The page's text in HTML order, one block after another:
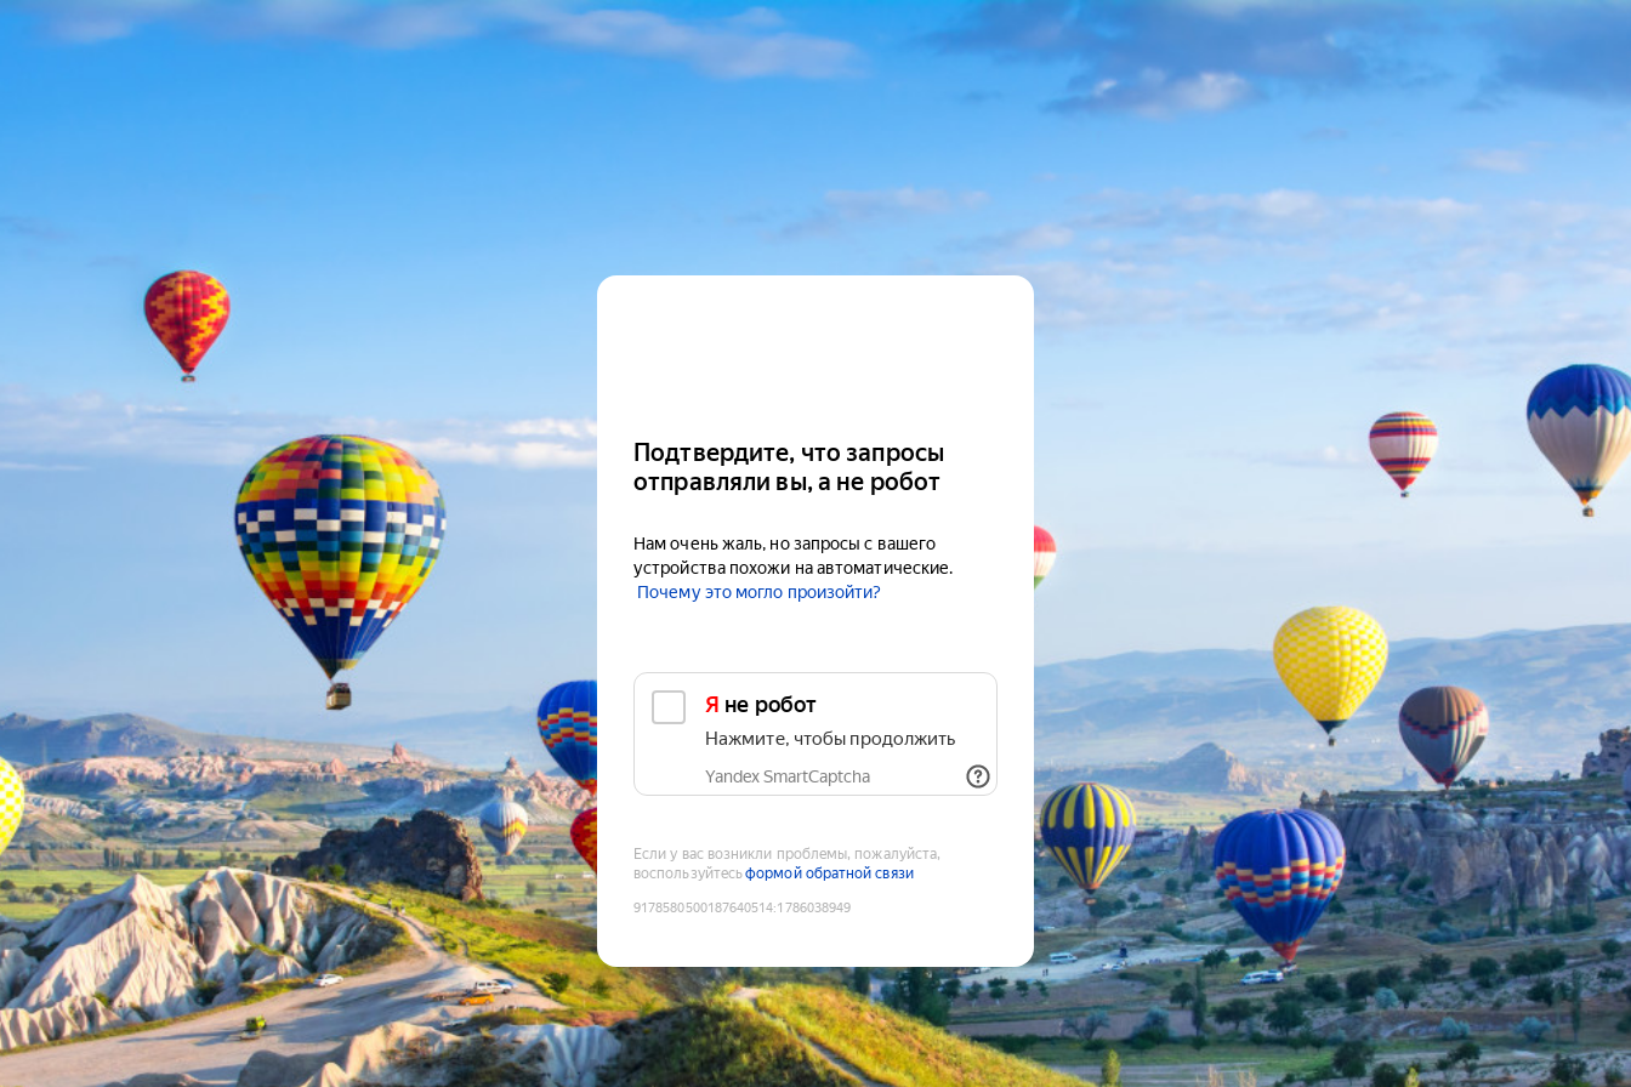
Подтвердите, что запросы
отправляли вы, а не робот
Нам очень жаль, но запросы с вашего
устройства похожи на автоматические.
Почему это могло произойти?
Я не робот
Нажмите, чтобы продолжить
Yandex SmartCaptcha
Если у вас возникли проблемы, пожалуйста,
воспользуйтесьформой обратной связи
9178580500187640514:1786038949